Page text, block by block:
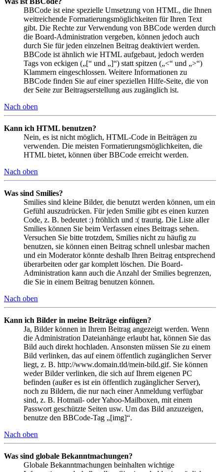
BBCode ist eine spezielle Umsetzung von HTML, die Ihnen
weitreichende Formatierungsmöglichkeiten für Ihren Text
gibt. Die Rechte zur Verwendung von BBCode werden durch
die Board-Administration vergeben, können jedoch auch
durch Sie für jeden einzelnen Beitrag deaktiviert werden.
BBCode ist ähnlich wie HTML aufgebaut, jedoch werden
Tags von eckigen („[“ und „]“) statt spitzen („<“ und „>“)
Klammern eingeschlossen. Weitere Informationen zu
BBCode finden Sie auf einer speziellen Hilfe-Seite, die von
der Seite zur Beitragserstellung aus zugänglich ist.
Nach oben
Kann ich HTML benutzen?
Nein, es ist nicht möglich, HTML-Code in Beiträgen zu
verwenden. Die meisten Formatierungsmöglichkeiten, die
HTML bietet, können über BBCode erreicht werden.
Nach oben
Was sind Smilies?
Smilies sind kleine Bilder, die benutzt werden können, um ein
Gefühl auszudrücken. Für jeden Smilie gibt es einen kurzen
Code, z. B. bedeutet :) fröhlich und :( traurig. Die Liste aller
Smilies können Sie beim Verfassen eines Beitrags sehen.
Versuchen Sie bitte trotzdem, Smilies nicht zu häufig zu
benutzen, sie können einen Beitrag schnell unlesbar machen
und ein Moderator könnte deshalb Ihren Beitrag entsprechend
überarbeiten oder gar komplett löschen. Die Board-
Administration kann auch die Anzahl der Smilies begrenzen,
die Sie in einem Beitrag benutzen können.
Nach oben
Kann ich Bilder in meine Beiträge einfügen?
Ja, Bilder können in Ihrem Beitrag angezeigt werden. Wenn
die Administration Dateianhänge erlaubt hat, können Sie das
Bild auch direkt hochladen. Ansonsten müssen Sie zu einem
Bild verlinken, das auf einem öffentlich zugänglichen Server
liegt, z. B. http://www.domain.tld/mein-bild.gif. Sie können
weder Bilder verlinken, die sich auf Ihrem eigenen PC
befinden (außer es ist ein öffentlich zugänglicher Server),
noch zu Bildern, die nur nach einer Anmeldung verfügbar
sind, z. B. Hotmail- oder Yahoo-Mailboxen, mit einem
Passwort geschützte Seiten usw. Um das Bild anzuzeigen,
benutze den BBCode-Tag „[img]“.
Nach oben
Was sind globale Bekanntmachungen?
Globale Bekanntmachungen beinhalten wichtige